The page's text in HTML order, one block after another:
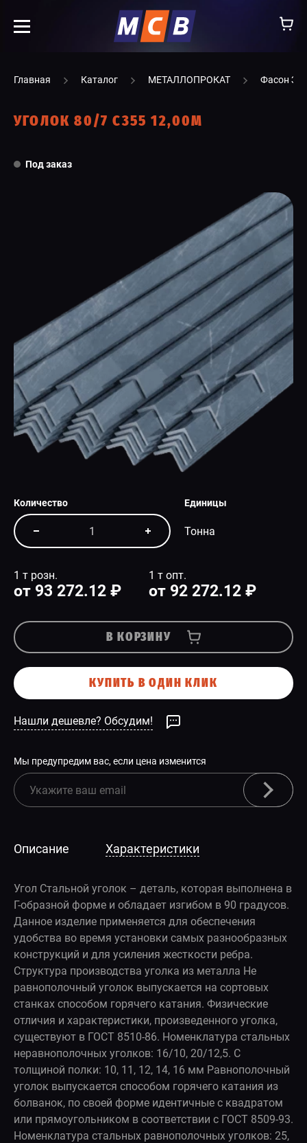
КАТАЛОГ
УСЛУГИ
КОНТАКТЫ
СПЕЦПРЕДЛОЖЕНИЕ
Главная Каталог МЕТАЛЛОПРОКАТ Фасон
УГОЛОК 80/7 С355 12,00М
Под заказ
Количество Единицы
Тонна
1 т розн.
от 93 272.12 ₽
1 т опт.
от 92 272.12 ₽
В КОРЗИНУ
КУПИТЬ В ОДИН КЛИК
Нашли дешевле? Обсудим!
Мы предупредим вас, если цена изменится
Описание Характеристики
Угол Стальной уголок – деталь, которая выполнена в
Г-образной форме и обладает изгибом в 90 градусов.
Данное изделие применяется для обеспечения
удобства во время установки самых разнообразных
конструкций и для усиления жесткости ребра.
Структура производства уголка из металла Не
равнополочный уголок выпускается на сортовых
станках способом горячего катания. Физические
отличия и характеристики, произведенного уголка,
существуют в ГОСТ 8510-86. Номенклатура стальных
неравнополочных уголков: 16/10, 20/12,5. С
толщиной полки: 10, 11, 12, 14, 16 мм Равнополочный
уголок выпускается способом горячего катания из
болванок, по своей форме идентичные с квадратом
или прямоугольником в соответствии с ГОСТ 8509-93.
Номенклатура стальных равнополочных уголков: 25,